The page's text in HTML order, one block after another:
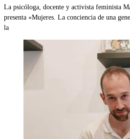
La psicóloga, docente y activista feminista
presenta «Mujeres. La conciencia de una
la